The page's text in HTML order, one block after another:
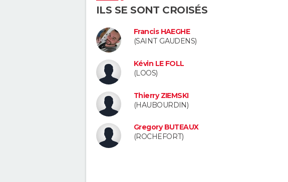
ILS SE SONT CROISÉS
Francis HAEGHE
(SAINT GAUDENS)
Kévin LE FOLL
(LOOS)
Thierry ZIEMSKI
(HAUBOURDIN)
Gregory BUTEAUX
(ROCHEFORT)